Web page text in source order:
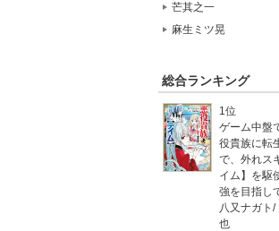
芒其之一
麻生ミツ晃
総合ランキング
1位
ゲーム中盤
役貴族に転
で、外れス
イム】を駆
強を目指し
八又ナガト /
也